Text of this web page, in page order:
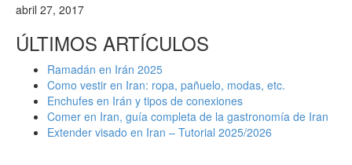
abril 27, 2017
ÚLTIMOS ARTÍCULOS
Ramadán en Irán 2025
Como vestir en Iran: ropa, pañuelo, modas, etc.
Enchufes en Irán y tipos de conexiones
Comer en Iran, guía completa de la gastronomía de Iran
Extender visado en Iran – Tutorial 2025/2026